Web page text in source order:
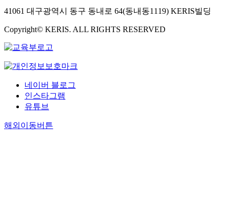
41061 대구광역시 동구 동내로 64(동내동1119) KERIS빌딩
Copyright© KERIS. ALL RIGHTS RESERVED
네이버 블로그
인스타그램
유튜브
해외이동버튼